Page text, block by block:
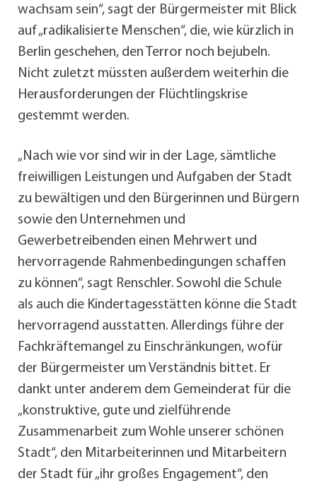
wachsam sein“, sagt der Bürgermeister mit Blick
auf „radikalisierte Menschen“, die, wie kürzlich in
Berlin geschehen, den Terror noch bejubeln.
Nicht zuletzt müssten außerdem weiterhin die
Herausforderungen der Flüchtlingskrise
gestemmt werden.
„Nach wie vor sind wir in der Lage, sämtliche
freiwilligen Leistungen und Aufgaben der Stadt
zu bewältigen und den Bürgerinnen und Bürgern
sowie den Unternehmen und
Gewerbetreibenden einen Mehrwert und
hervorragende Rahmenbedingungen schaffen
zu können“, sagt Renschler. Sowohl die Schule
als auch die Kindertagesstätten könne die Stadt
hervorragend ausstatten. Allerdings führe der
Fachkräftemangel zu Einschränkungen, wofür
der Bürgermeister um Verständnis bittet. Er
dankt unter anderem dem Gemeinderat für die
„konstruktive, gute und zielführende
Zusammenarbeit zum Wohle unserer schönen
Stadt“, den Mitarbeiterinnen und Mitarbeitern
der Stadt für „ihr großes Engagement“, den